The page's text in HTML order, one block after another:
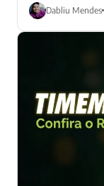
Dabliu Mendes